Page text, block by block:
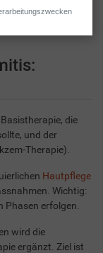
die
und der
Therapie).
Hautpflege
Wichtig:
Phasen erfolgen.
wird die
ergänzt. Ziel ist